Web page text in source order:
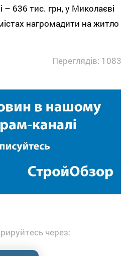
– 636 тис. грн, у Миколаєві
нагромадити на житло
Переглядів: 1083
через: